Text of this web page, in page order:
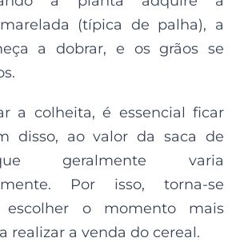
(típica de palha), a
a dobrar, e os grãos se
a colheita, é essencial ficar
disso, ao valor da saca de
geralmente varia
Por isso, torna-se
escolher o momento mais
realizar a venda do cereal.